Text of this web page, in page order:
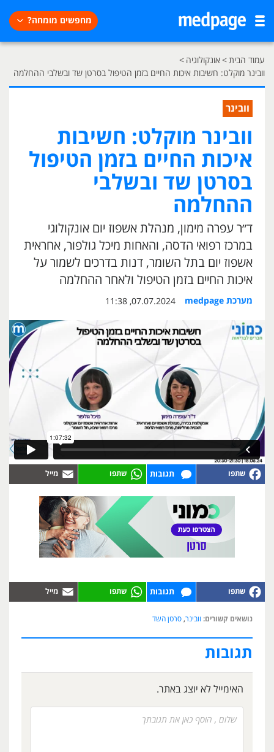
מחפשים מומחה?
עמוד הבית> אונקולוגיה >
וובינר מוקלט: חשיבות איכות החיים בזמן הטיפול בסרטן שד ובשלבי ההחלמה
וובינר
וובינר מוקלט: חשיבות
איכות החיים בזמן הטיפול
בסרטן שד ובשלבי
ההחלמה
ד״ר עפרה מימון, מנהלת אשפוז יום אונקולוגי
במרכז רפואי הדסה, והאחות מיכל גולפור, אחראית
אשפוז יום בתל השומר, דנות בדרכים לשמור על
איכות החיים בזמן הטיפול ולאחר ההחלמה
מערכת medpage 07.07.2024, 11:38
תגובות
תגובות
נושאים קשורים: וובינר, סרטן השד
תגובות
האימייל לא יוצג באתר.